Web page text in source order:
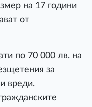
на 17 години
от
по 70 000 лв. на
за
вреди.